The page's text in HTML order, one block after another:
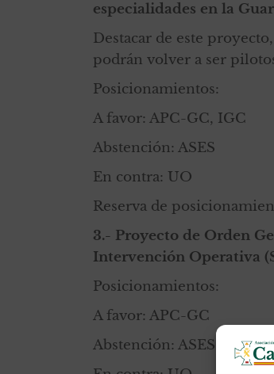
especialidades en la
Destacar de este
podrán volver a ser
Posicionamientos:
A favor: APC-GC, IGC
Abstención: ASES
En contra: UO
Reserva de
3.- Proyecto de Orden
Intervención Operativa
Posicionamientos:
A favor: APC-GC
Abstención: ASES